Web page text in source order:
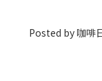
Posted by 咖啡